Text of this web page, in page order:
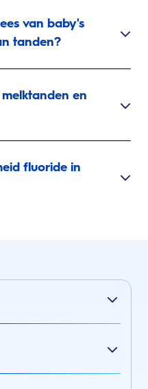
van baby's
tanden?
en
fluoride in